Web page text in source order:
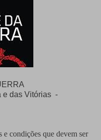
e das Vitórias -
e condições que devem ser